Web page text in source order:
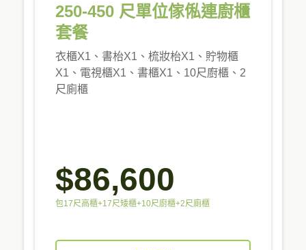
250-450 尺單位傢俬連廚櫃
套餐
衣櫃X1、書枱X1、梳妝枱X1、貯物櫃
X1、電視櫃X1、書櫃X1、10尺廚櫃、2
尺廁櫃
$86,600
包17尺高櫃+17尺矮櫃+10尺廚櫃+2尺廁櫃